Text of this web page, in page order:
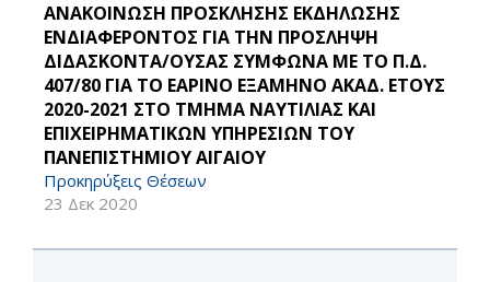
ΑΝΑΚΟΙΝΩΣΗ ΠΡΟΣΚΛΗΣΗΣ ΕΚΔΗΛΩΣΗΣ
ΕΝΔΙΑΦΕΡΟΝΤΟΣ ΓΙΑ ΤΗΝ ΠΡΟΣΛΗΨΗ
ΔΙΔΑΣΚΟΝΤΑ/ΟΥΣΑΣ ΣΥΜΦΩΝΑ ΜΕ ΤΟ Π.Δ.
407/80 ΓΙΑ ΤΟ ΕΑΡΙΝΟ ΕΞΑΜΗΝΟ ΑΚΑΔ. ΕΤΟΥΣ
2020-2021 ΣΤΟ ΤΜΗΜΑ ΝΑΥΤΙΛΙΑΣ ΚΑΙ
ΕΠΙΧΕΙΡΗΜΑΤΙΚΩΝ ΥΠΗΡΕΣΙΩΝ ΤΟΥ
ΠΑΝΕΠΙΣΤΗΜΙΟΥ ΑΙΓΑΙΟΥ
Προκηρύξεις Θέσεων
23 Δεκ 2020